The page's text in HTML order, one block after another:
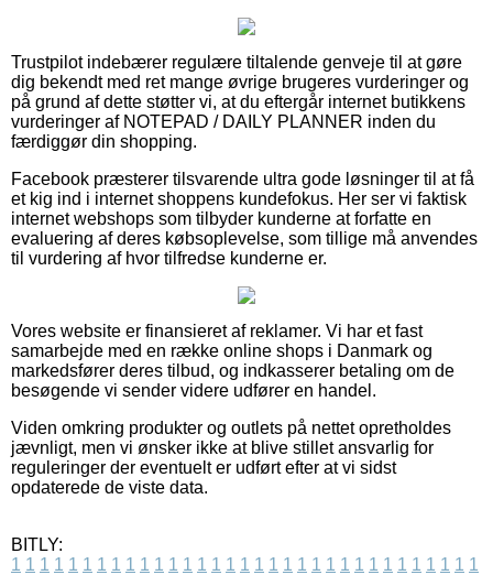
Trustpilot indebærer regulære tiltalende genveje til at gøre
dig bekendt med ret mange øvrige brugeres vurderinger og
på grund af dette støtter vi, at du eftergår internet butikkens
vurderinger af NOTEPAD / DAILY PLANNER inden du
færdiggør din shopping.
Facebook præsterer tilsvarende ultra gode løsninger til at få
et kig ind i internet shoppens kundefokus. Her ser vi faktisk
internet webshops som tilbyder kunderne at forfatte en
evaluering af deres købsoplevelse, som tillige må anvendes
til vurdering af hvor tilfredse kunderne er.
Vores website er finansieret af reklamer. Vi har et fast
samarbejde med en række online shops i Danmark og
markedsfører deres tilbud, og indkasserer betaling om de
besøgende vi sender videre udfører en handel.
Viden omkring produkter og outlets på nettet opretholdes
jævnligt, men vi ønsker ikke at blive stillet ansvarlig for
reguleringer der eventuelt er udført efter at vi sidst
opdaterede de viste data.
BITLY:
1 1 1 1 1 1 1 1 1 1 1 1 1 1 1 1 1 1 1 1 1 1 1 1 1 1 1 1 1 1 1 1 1